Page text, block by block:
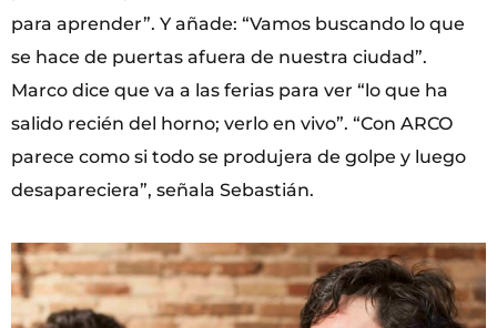
para aprender”. Y añade: “Vamos buscando lo que
se hace de puertas afuera de nuestra ciudad”.
Marco dice que va a las ferias para ver “lo que ha
salido recién del horno; verlo en vivo”. “Con ARCO
parece como si todo se produjera de golpe y luego
desapareciera”, señala Sebastián.